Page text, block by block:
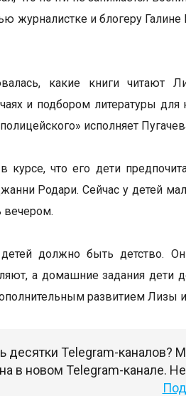
журналистке и блогеру
какие книги читают
и подбором литературы для
исполняет
что его дети
Родари. Сейчас у детей
вечером.
детей должно быть детство.
а домашние задания
развитием Лизы
десятки Telegram-
в новом Telegram-канале.